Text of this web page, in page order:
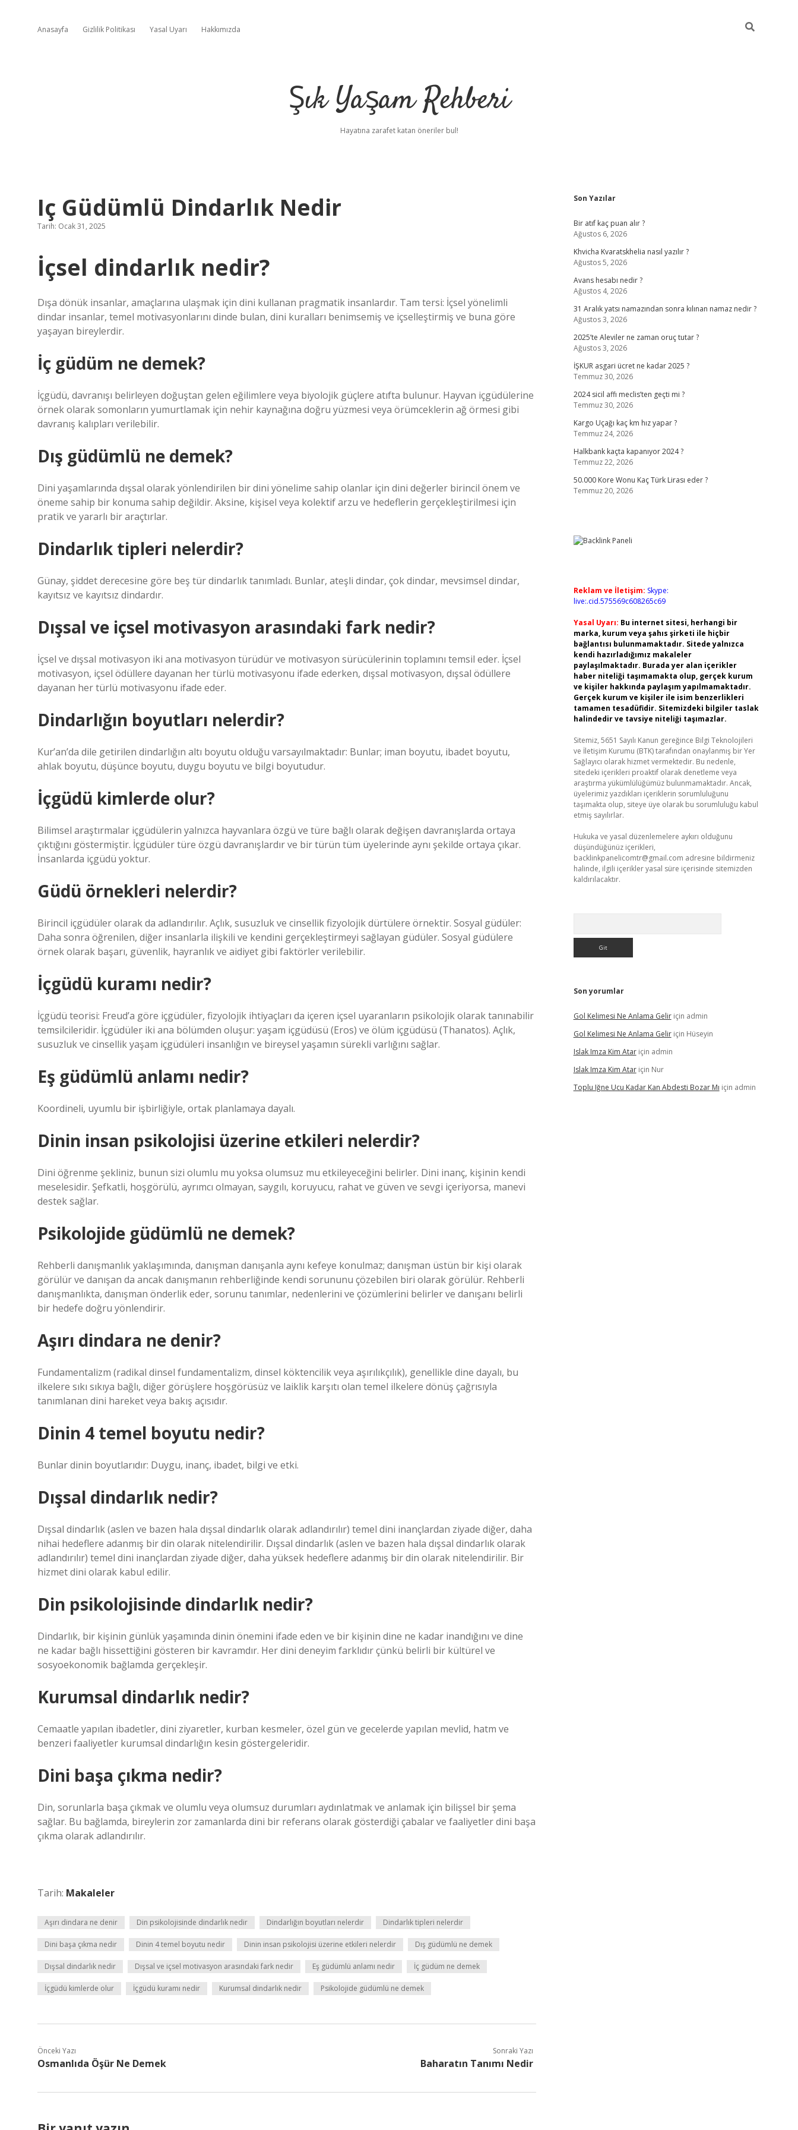
Anasayfa Gizlilik Politikası Yasal Uyarı Hakkımızda
Şık Yaşam Rehberi
Hayatına zarafet katan öneriler bul!
Iç Güdümlü Dindarlık Nedir
Tarih: Ocak 31, 2025
İçsel dindarlık nedir?
Dışa dönük insanlar, amaçlarına ulaşmak için dini kullanan pragmatik insanlardır. Tam tersi: İçsel yönelimli
dindar insanlar, temel motivasyonlarını dinde bulan, dini kuralları benimsemiş ve içselleştirmiş ve buna göre
yaşayan bireylerdir.
İç güdüm ne demek?
İçgüdü, davranışı belirleyen doğuştan gelen eğilimlere veya biyolojik güçlere atıfta bulunur. Hayvan içgüdülerine
örnek olarak somonların yumurtlamak için nehir kaynağına doğru yüzmesi veya örümceklerin ağ örmesi gibi
davranış kalıpları verilebilir.
Dış güdümlü ne demek?
Dini yaşamlarında dışsal olarak yönlendirilen bir dini yönelime sahip olanlar için dini değerler birincil önem ve
öneme sahip bir konuma sahip değildir. Aksine, kişisel veya kolektif arzu ve hedeflerin gerçekleştirilmesi için
pratik ve yararlı bir araçtırlar.
Dindarlık tipleri nelerdir?
Günay, şiddet derecesine göre beş tür dindarlık tanımladı. Bunlar, ateşli dindar, çok dindar, mevsimsel dindar,
kayıtsız ve kayıtsız dindardır.
Dışsal ve içsel motivasyon arasındaki fark nedir?
İçsel ve dışsal motivasyon iki ana motivasyon türüdür ve motivasyon sürücülerinin toplamını temsil eder. İçsel
motivasyon, içsel ödüllere dayanan her türlü motivasyonu ifade ederken, dışsal motivasyon, dışsal ödüllere
dayanan her türlü motivasyonu ifade eder.
Dindarlığın boyutları nelerdir?
Kur’an’da dile getirilen dindarlığın altı boyutu olduğu varsayılmaktadır: Bunlar; iman boyutu, ibadet boyutu,
ahlak boyutu, düşünce boyutu, duygu boyutu ve bilgi boyutudur.
İçgüdü kimlerde olur?
Bilimsel araştırmalar içgüdülerin yalnızca hayvanlara özgü ve türe bağlı olarak değişen davranışlarda ortaya
çıktığını göstermiştir. İçgüdüler türe özgü davranışlardır ve bir türün tüm üyelerinde aynı şekilde ortaya çıkar.
İnsanlarda içgüdü yoktur.
Güdü örnekleri nelerdir?
Birincil içgüdüler olarak da adlandırılır. Açlık, susuzluk ve cinsellik fizyolojik dürtülere örnektir. Sosyal güdüler:
Daha sonra öğrenilen, diğer insanlarla ilişkili ve kendini gerçekleştirmeyi sağlayan güdüler. Sosyal güdülere
örnek olarak başarı, güvenlik, hayranlık ve aidiyet gibi faktörler verilebilir.
İçgüdü kuramı nedir?
İçgüdü teorisi: Freud’a göre içgüdüler, fizyolojik ihtiyaçları da içeren içsel uyaranların psikolojik olarak tanınabilir
temsilcileridir. İçgüdüler iki ana bölümden oluşur: yaşam içgüdüsü (Eros) ve ölüm içgüdüsü (Thanatos). Açlık,
susuzluk ve cinsellik yaşam içgüdüleri insanlığın ve bireysel yaşamın sürekli varlığını sağlar.
Eş güdümlü anlamı nedir?
Koordineli, uyumlu bir işbirliğiyle, ortak planlamaya dayalı.
Dinin insan psikolojisi üzerine etkileri nelerdir?
Dini öğrenme şekliniz, bunun sizi olumlu mu yoksa olumsuz mu etkileyeceğini belirler. Dini inanç, kişinin kendi
meselesidir. Şefkatli, hoşgörülü, ayrımcı olmayan, saygılı, koruyucu, rahat ve güven ve sevgi içeriyorsa, manevi
destek sağlar.
Psikolojide güdümlü ne demek?
Rehberli danışmanlık yaklaşımında, danışman danışanla aynı kefeye konulmaz; danışman üstün bir kişi olarak
görülür ve danışan da ancak danışmanın rehberliğinde kendi sorununu çözebilen biri olarak görülür. Rehberli
danışmanlıkta, danışman önderlik eder, sorunu tanımlar, nedenlerini ve çözümlerini belirler ve danışanı belirli
bir hedefe doğru yönlendirir.
Aşırı dindara ne denir?
Fundamentalizm (radikal dinsel fundamentalizm, dinsel köktencilik veya aşırılıkçılık), genellikle dine dayalı, bu
ilkelere sıkı sıkıya bağlı, diğer görüşlere hoşgörüsüz ve laiklik karşıtı olan temel ilkelere dönüş çağrısıyla
tanımlanan dini hareket veya bakış açısıdır.
Dinin 4 temel boyutu nedir?
Bunlar dinin boyutlarıdır: Duygu, inanç, ibadet, bilgi ve etki.
Dışsal dindarlık nedir?
Dışsal dindarlık (aslen ve bazen hala dışsal dindarlık olarak adlandırılır) temel dini inançlardan ziyade diğer, daha
nihai hedeflere adanmış bir din olarak nitelendirilir. Dışsal dindarlık (aslen ve bazen hala dışsal dindarlık olarak
adlandırılır) temel dini inançlardan ziyade diğer, daha yüksek hedeflere adanmış bir din olarak nitelendirilir. Bir
hizmet dini olarak kabul edilir.
Din psikolojisinde dindarlık nedir?
Dindarlık, bir kişinin günlük yaşamında dinin önemini ifade eden ve bir kişinin dine ne kadar inandığını ve dine
ne kadar bağlı hissettiğini gösteren bir kavramdır. Her dini deneyim farklıdır çünkü belirli bir kültürel ve
sosyoekonomik bağlamda gerçekleşir.
Kurumsal dindarlık nedir?
Cemaatle yapılan ibadetler, dini ziyaretler, kurban kesmeler, özel gün ve gecelerde yapılan mevlid, hatm ve
benzeri faaliyetler kurumsal dindarlığın kesin göstergeleridir.
Dini başa çıkma nedir?
Din, sorunlarla başa çıkmak ve olumlu veya olumsuz durumları aydınlatmak ve anlamak için bilişsel bir şema
sağlar. Bu bağlamda, bireylerin zor zamanlarda dini bir referans olarak gösterdiği çabalar ve faaliyetler dini başa
çıkma olarak adlandırılır.
Tarih: Makaleler
Aşırı dindara ne denir Din psikolojisinde dindarlık nedir Dindarlığın boyutları nelerdir Dindarlık tipleri nelerdir
Dini başa çıkma nedir Dinin 4 temel boyutu nedir Dinin insan psikolojisi üzerine etkileri nelerdir Dış güdümlü ne demek
Dışsal dindarlık nedir Dışsal ve içsel motivasyon arasındaki fark nedir Eş güdümlü anlamı nedir İç güdüm ne demek
İçgüdü kimlerde olur İçgüdü kuramı nedir Kurumsal dindarlık nedir Psikolojide güdümlü ne demek
Önceki Yazı
Osmanlıda Öşür Ne Demek
Sonraki Yazı
Baharatın Tanımı Nedir
Sidebar
Son Yazılar
Bir atıf kaç puan alır ?
Ağustos 6, 2026
Khvicha Kvaratskhelia nasıl yazılır ?
Ağustos 5, 2026
Avans hesabı nedir ?
Ağustos 4, 2026
31 Aralık yatsı namazından sonra kılınan namaz nedir ?
Ağustos 3, 2026
2025’te Aleviler ne zaman oruç tutar ?
Ağustos 3, 2026
İŞKUR asgari ücret ne kadar 2025 ?
Temmuz 30, 2026
2024 sicil affı meclis’ten geçti mi ?
Temmuz 30, 2026
Kargo Uçağı kaç km hız yapar ?
Temmuz 24, 2026
Halkbank kaçta kapanıyor 2024 ?
Temmuz 22, 2026
50.000 Kore Wonu Kaç Türk Lirası eder ?
Temmuz 20, 2026
Reklam ve İletişim: Skype:
live:.cid.575569c608265c69
Yasal Uyarı: Bu internet sitesi, herhangi bir
marka, kurum veya şahıs şirketi ile hiçbir
bağlantısı bulunmamaktadır. Sitede yalnızca
kendi hazırladığımız makaleler
paylaşılmaktadır. Burada yer alan içerikler
haber niteliği taşımamakta olup, gerçek kurum
ve kişiler hakkında paylaşım yapılmamaktadır.
Gerçek kurum ve kişiler ile isim benzerlikleri
tamamen tesadüfidir. Sitemizdeki bilgiler taslak
halindedir ve tavsiye niteliği taşımazlar.
Sitemiz, 5651 Sayılı Kanun gereğince Bilgi Teknolojileri
ve İletişim Kurumu (BTK) tarafından onaylanmış bir Yer
Sağlayıcı olarak hizmet vermektedir. Bu nedenle,
sitedeki içerikleri proaktif olarak denetleme veya
araştırma yükümlülüğümüz bulunmamaktadır. Ancak,
üyelerimiz yazdıkları içeriklerin sorumluluğunu
taşımakta olup, siteye üye olarak bu sorumluluğu kabul
etmiş sayılırlar.
Hukuka ve yasal düzenlemelere aykırı olduğunu
düşündüğünüz içerikleri,
backlinkpanelicomtr@gmail.com adresine bildirmeniz
halinde, ilgili içerikler yasal süre içerisinde sitemizden
kaldırılacaktır.
Son yorumlar
Gol Kelimesi Ne Anlama Geliriçin admin
Gol Kelimesi Ne Anlama Geliriçin Hüseyin
Islak Imza Kim Atariçin admin
Islak Imza Kim Atariçin Nur
Toplu Iğne Ucu Kadar Kan Abdesti Bozar Mı için admin